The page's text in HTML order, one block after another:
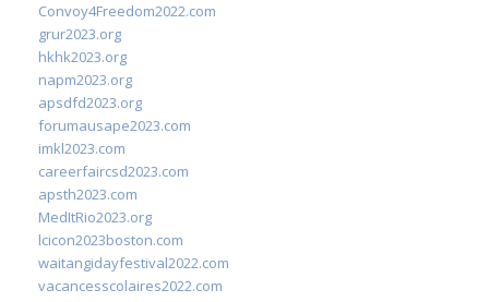
Convoy4Freedom2022.com
grur2023.org
hkhk2023.org
napm2023.org
apsdfd2023.org
forumausape2023.com
imkl2023.com
careerfaircsd2023.com
apsth2023.com
MedItRio2023.org
lcicon2023boston.com
waitangidayfestival2022.com
vacancesscolaires2022.com